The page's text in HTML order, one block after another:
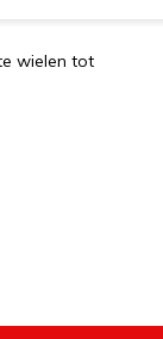
wielen tot